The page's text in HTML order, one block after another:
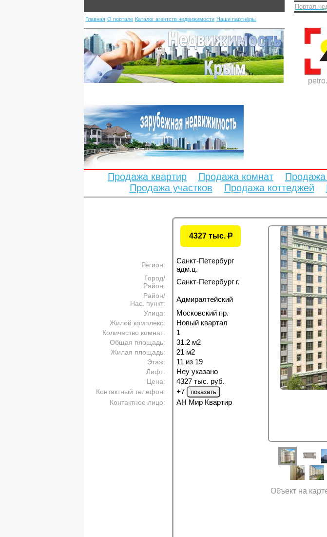
Главная О портале Каталог агентств недвижимости Наши партнёры
Портал
Продажа квартир Продажа комнат
Продажа участков
Продажа коттеджей
4327 тыс.P
Регион:
Санкт-Петербург
адм.ц.
Город/
Район:
Санкт-Петербург г.
Район/
Нас. пункт:
Адмиралтейский
Улица: Московский пр.
Жилой комплекс: Новый квартал
Количество комнат: 1
Общая площадь: 31.2 м2
Жилая площадь: 21 м2
Этаж: 11 из 19
Лифт: Неу указано
Цена: 4327 тыс. руб.
Контактный телефон: +7
Контактное лицо: АН Мир Квартир
Объект на